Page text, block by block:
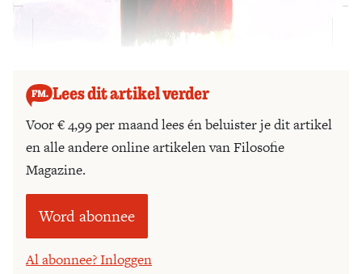
Lees dit artikel verder
Voor € 4,99 per maand lees én beluister je dit artikel
en alle andere online artikelen van Filosofie
Magazine.
Word abonnee
Al abonnee? Inloggen